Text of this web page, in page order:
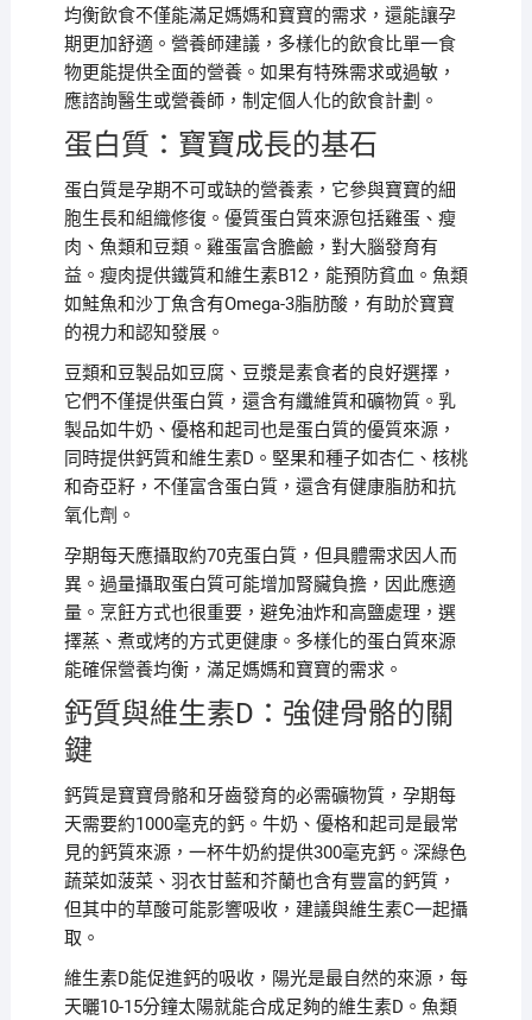
均衡飲食不僅能滿足媽媽和寶寶的需求，還能讓孕
期更加舒適。營養師建議，多樣化的飲食比單一食
物更能提供全面的營養。如果有特殊需求或過敏，
應諮詢醫生或營養師，制定個人化的飲食計劃。
蛋白質：寶寶成長的基石
蛋白質是孕期不可或缺的營養素，它參與寶寶的細
胞生長和組織修復。優質蛋白質來源包括雞蛋、瘦
肉、魚類和豆類。雞蛋富含膽鹼，對大腦發育有
益。瘦肉提供鐵質和維生素B12，能預防貧血。魚類
如鮭魚和沙丁魚含有Omega-3脂肪酸，有助於寶寶
的視力和認知發展。
豆類和豆製品如豆腐、豆漿是素食者的良好選擇，
它們不僅提供蛋白質，還含有纖維質和礦物質。乳
製品如牛奶、優格和起司也是蛋白質的優質來源，
同時提供鈣質和維生素D。堅果和種子如杏仁、核桃
和奇亞籽，不僅富含蛋白質，還含有健康脂肪和抗
氧化劑。
孕期每天應攝取約70克蛋白質，但具體需求因人而
異。過量攝取蛋白質可能增加腎臟負擔，因此應適
量。烹飪方式也很重要，避免油炸和高鹽處理，選
擇蒸、煮或烤的方式更健康。多樣化的蛋白質來源
能確保營養均衡，滿足媽媽和寶寶的需求。
鈣質與維生素D：強健骨骼的關
鍵
鈣質是寶寶骨骼和牙齒發育的必需礦物質，孕期每
天需要約1000毫克的鈣。牛奶、優格和起司是最常
見的鈣質來源，一杯牛奶約提供300毫克鈣。深綠色
蔬菜如菠菜、羽衣甘藍和芥蘭也含有豐富的鈣質，
但其中的草酸可能影響吸收，建議與維生素C一起攝
取。
維生素D能促進鈣的吸收，陽光是最自然的來源，每
天曬10-15分鐘太陽就能合成足夠的維生素D。魚類